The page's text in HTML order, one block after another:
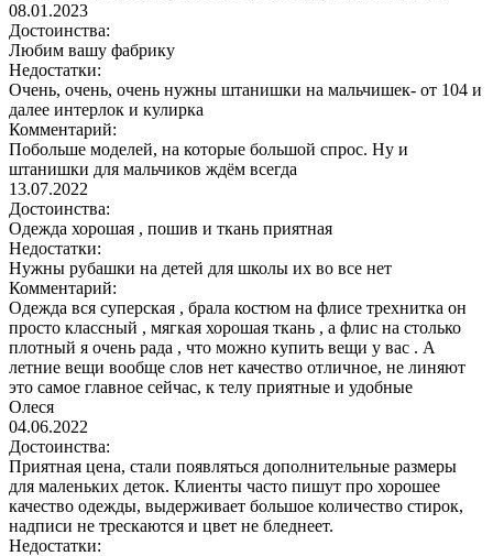
08.01.2023
Достоинства:
Любим вашу фабрику
Недостатки:
Очень, очень, очень нужны штанишки на мальчишек- от 104 и
далее интерлок и кулирка
Комментарий:
Побольше моделей, на которые большой спрос. Ну и
штанишки для мальчиков ждём всегда
13.07.2022
Достоинства:
Одежда хорошая , пошив и ткань приятная
Недостатки:
Нужны рубашки на детей для школы их во все нет
Комментарий:
Одежда вся суперская , брала костюм на флисе трехнитка он
просто классный , мягкая хорошая ткань , а флис на столько
плотный я очень рада , что можно купить вещи у вас . А
летние вещи вообще слов нет качество отличное, не линяют
это самое главное сейчас, к телу приятные и удобные
Олеся
04.06.2022
Достоинства:
Приятная цена, стали появляться дополнительные размеры
для маленьких деток. Клиенты часто пишут про хорошее
качество одежды, выдерживает большое количество стирок,
надписи не трескаются и цвет не бледнеет.
Недостатки: